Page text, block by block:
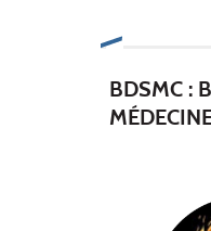
BDSMC :